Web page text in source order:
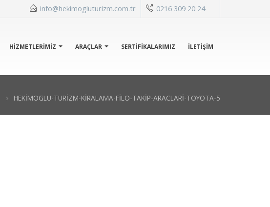
info@hekimogluturizm.com.tr 0216 309 20 24
HIZMETLERIMIZ ARAÇLAR SERTİFİKALARIMIZ İLETIŞIM
HEKIMOGLU-TURIZM-KIRALAMA-FILO-TAKIP-ARACLARI-TOYOTA-5